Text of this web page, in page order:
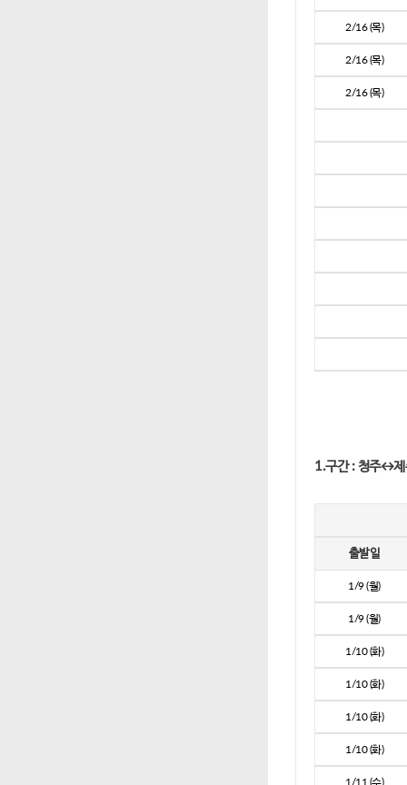
2/16 (목)
2/16 (목)
2/16 (목)
1.구간 : 청주↔제
출발일
1/9 (월)
1/9 (월)
1/10 (화)
1/10 (화)
1/10 (화)
1/10 (화)
1/11 (수)